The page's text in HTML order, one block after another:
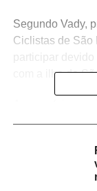
Segundo Vady,
Ciclistas de São
participar
com a ilha de
decorreu, este
percurso:
A segunda
percurso